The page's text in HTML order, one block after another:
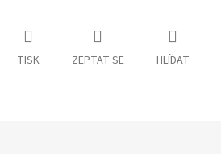
TISK ZEPTAT SE HLÍDAT